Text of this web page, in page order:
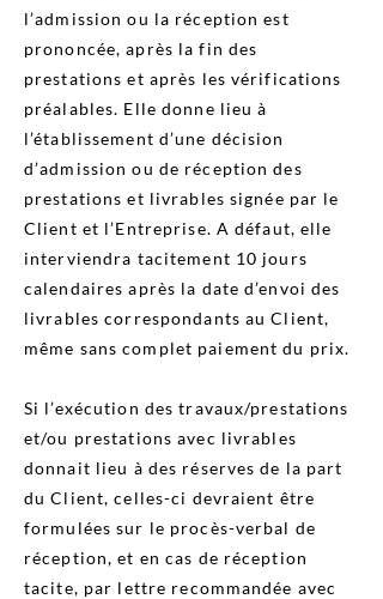
l’admission ou la réception est
prononcée, après la fin des
prestations et après les vérifications
préalables. Elle donne lieu à
l’établissement d’une décision
d’admission ou de réception des
prestations et livrables signée par le
Client et l’Entreprise. A défaut, elle
interviendra tacitement 10 jours
calendaires après la date d’envoi des
livrables correspondants au Client,
même sans complet paiement du prix.
Si l’exécution des travaux/prestations
et/ou prestations avec livrables
donnait lieu à des réserves de la part
du Client, celles-ci devraient être
formulées sur le procès-verbal de
réception, et en cas de réception
tacite, par lettre recommandée avec